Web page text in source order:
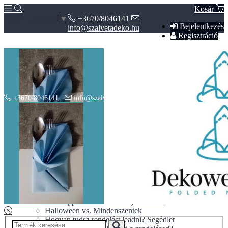
Kosár
Bejelentkezés
Regisztráció
▼
+3670/8046141
info@szalvetadeko.hu
Hírek
ÁSZF
Adatvédelem
BLOG
Halloween vs. Mindenszentek
Hogyan tudsz rendelést leadni? Segédlet
+3670/8046141 info@szalvetadeko.hu